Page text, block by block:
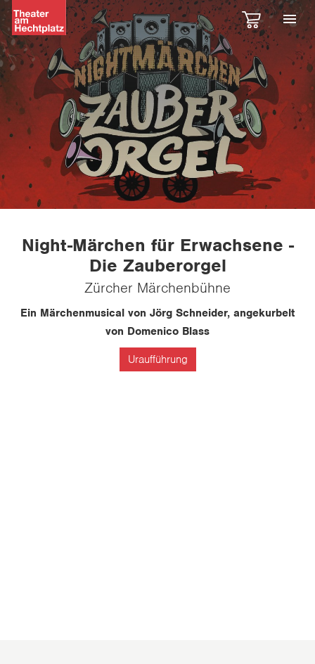
Night-Märchen für Erwachsene -
Die Zauberorgel
Zürcher Märchenbühne
Ein Märchenmusical von Jörg Schneider, angekurbelt
von Domenico Blass
Uraufführung